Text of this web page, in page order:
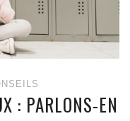
: PARLONS-EN